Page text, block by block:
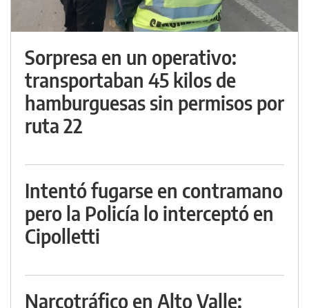
Sorpresa en un operativo:
transportaban 45 kilos de
hamburguesas sin permisos por
ruta 22
Intentó fugarse en contramano
pero la Policía lo interceptó en
Cipolletti
Narcotráfico en Alto Valle: